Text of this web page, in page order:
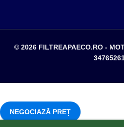
© 2026 FILTREAPAECO.RO -
NEGOCIAZĂ PREȚ